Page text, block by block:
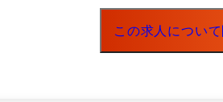
ング業務が中心となります。 ・経
DeepTechチームは上記の中でもマーケットリサーチや、技術論
ベーシックなコンサルティング能力
事をしたいと考えています。 ●学歴 4年制大学卒業、理系大学院修了のかたは尚可
この求人につい